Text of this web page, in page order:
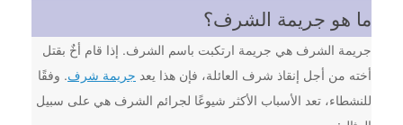
ما هو جريمة الشرف؟
جريمة الشرف هي جريمة ارتكبت باسم الشرف. إذا قام أخٌ بقتل
أخته من أجل إنقاذ شرف العائلة، فإن هذا يعد جريمة شرف. وفقًا
للنشطاء، تعد الأسباب الأكثر شيوعًا لجرائم الشرف هي على سبيل